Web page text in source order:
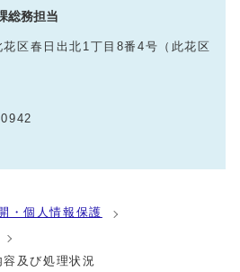
総務担当
区春日出北1丁目8番4号（此花区
・個人情報保護
及び処理状況